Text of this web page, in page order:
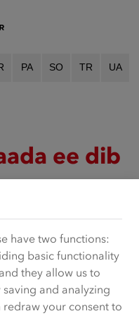
PA SO TR UA
ee dib
Codsigaaga!
have two functions:
basic functionality
they allow us to
and analyzing
redraw your consent to